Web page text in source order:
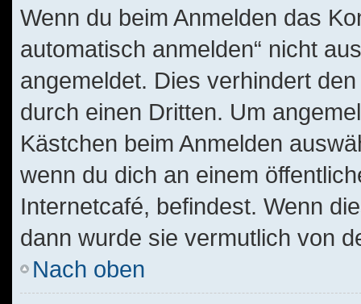
Wenn du beim Anmelden das
automatisch anmelden“ nicht
angemeldet. Dies verhindert
durch einen Dritten. Um
Kästchen beim Anmelden
wenn du dich an einem
Internetcafé, befindest. Wenn
dann wurde sie vermutlich von
Nach oben